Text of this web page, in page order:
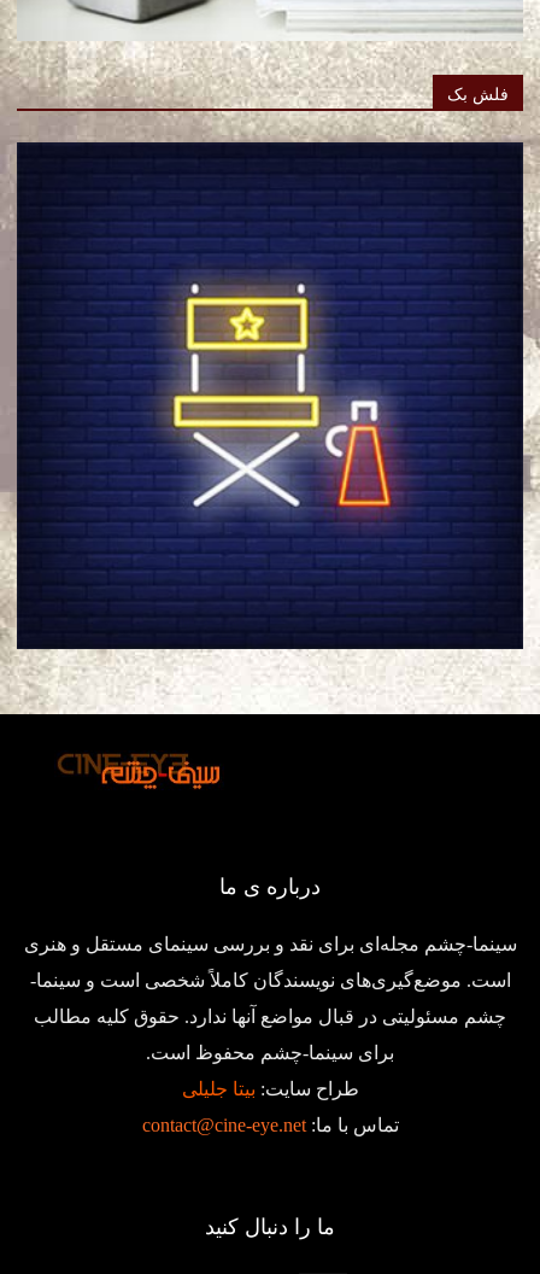
فلش بک
درباره ی ما
سینما-چشم مجله‌ای برای نقد و بررسی سینمای مستقل و هنری
است. موضع‌گیری‌های نویسندگان کاملاً شخصی است و سینما-
چشم مسئولیتی در قبال مواضع آنها ندارد. حقوق کلیه مطالب
برای سینما-چشم محفوظ است.
طراح سایت: بیتا جلیلی
تماس با ما:contact@cine-eye.net
ما را دنبال کنید